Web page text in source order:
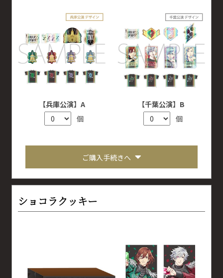
【兵庫公演】A
個
【千葉公演】B
個
ご購入手続きへ
ショコラクッキー